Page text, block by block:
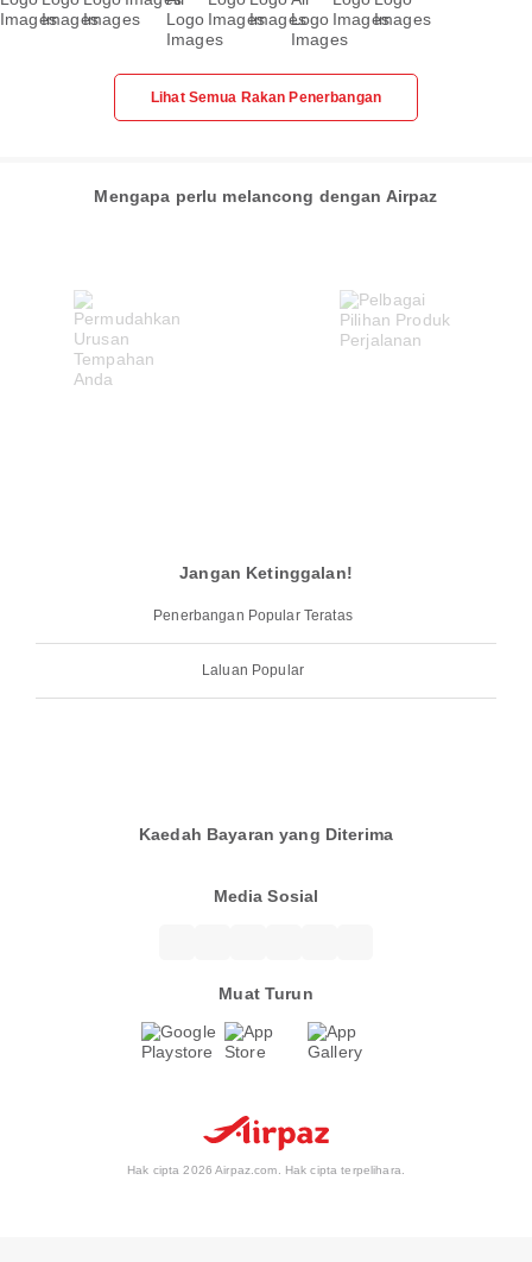
Lihat Semua Rakan Penerbangan
Mengapa perlu melancong dengan Airpaz
Jangan Ketinggalan!
Penerbangan Popular Teratas
Laluan Popular
Kaedah Bayaran yang Diterima
Media Sosial
Muat Turun
Hak cipta 2026 Airpaz.com. Hak cipta terpelihara.